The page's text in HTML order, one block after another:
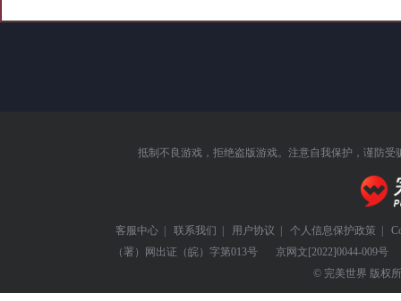
抵制不良游戏，拒绝盗版游戏。注意自我保护，谨防受
客服中心 | 联系我们 | 用户协议 | 个人信息保护政策 |
（署）网出证（皖）字第013号
京网文[2022]0044-009号
© 完美世界 版权所